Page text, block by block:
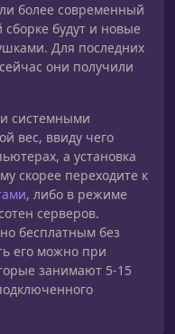
более современный
будут и новые
Для последних
они получили
системными
вес, ввиду чего
а установка
скорее переходите к
, либо в режиме
серверов.
бесплатным без
его можно при
занимают 5-15